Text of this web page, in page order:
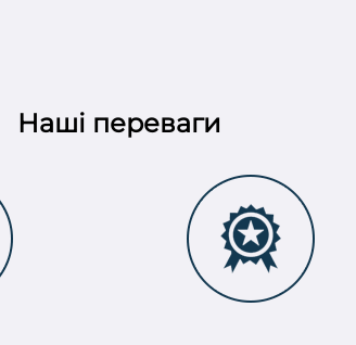
Наші переваги